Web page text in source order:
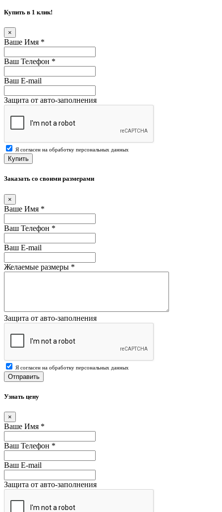
Купить в 1 клик!
×
Ваше Имя *
Ваш Телефон *
Ваш E-mail
Защита от авто-заполнения
Я согласен на обработку персональных данных
Купить
Заказать со своими размерами
×
Ваше Имя *
Ваш Телефон *
Ваш E-mail
Желаемые размеры *
Защита от авто-заполнения
Я согласен на обработку персональных данных
Отправить
Узнать цену
×
Ваше Имя *
Ваш Телефон *
Ваш E-mail
Защита от авто-заполнения